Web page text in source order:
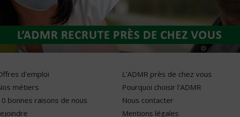
d'emploi
métiers
bonnes raisons de nous
L'ADMR près de chez vous
Pourquoi choisir l'ADMR
Nous contacter
Mentions légales